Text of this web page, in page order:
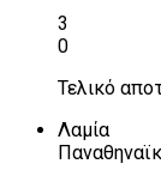
3
0
Τελικό
Λαμία